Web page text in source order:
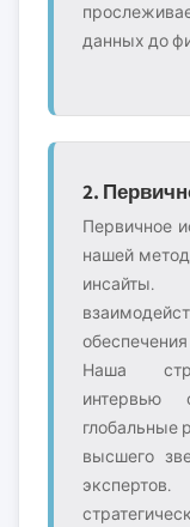
данных до
2.
Первичное
нашей
Наша
интервью
глобальные
высшего